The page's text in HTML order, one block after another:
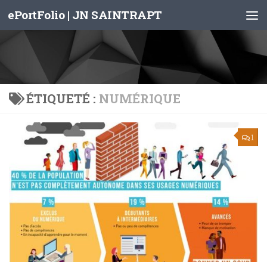
Skip to content
ePortFolio | JN SAINTRAPT
ÉTIQUETÉ : NUMÉRIQUE
1